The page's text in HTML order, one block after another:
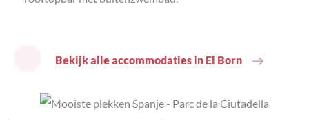
Bekijk alle accommodaties in El Born